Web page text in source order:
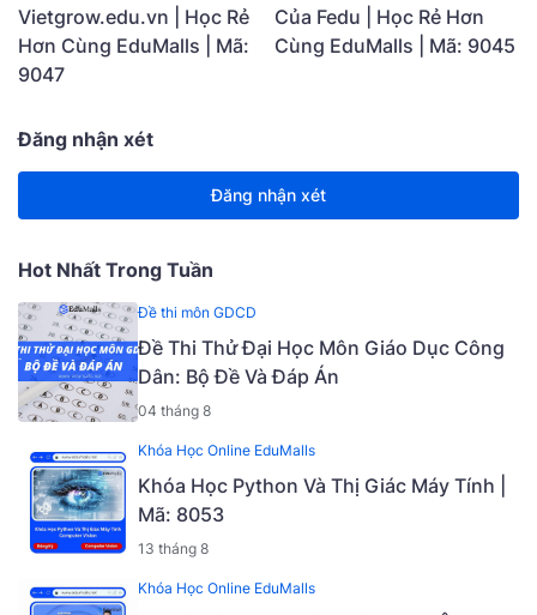
Vietgrow.edu.vn | Học Rẻ
Hơn Cùng EduMalls | Mã:
9047
Của Fedu | Học Rẻ Hơn
Cùng EduMalls | Mã: 9045
Đăng nhận xét
Đăng nhận xét
Hot Nhất Trong Tuần
Đề thi môn GDCD
Đề Thi Thử Đại Học Môn Giáo Dục Công
Dân: Bộ Đề Và Đáp Án
04 tháng 8
Khóa Học Online EduMalls
Khóa Học Python Và Thị Giác Máy Tính |
Mã: 8053
13 tháng 8
Khóa Học Online EduMalls